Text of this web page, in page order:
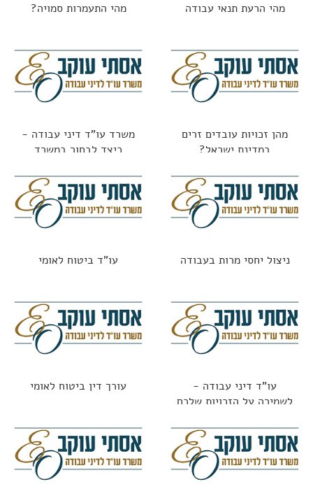
מהי הרעת תנאי עבודה מהי התעמרות סמויה?
מהן זכויות עובדים זרים
במדינת ישראל?
משרד עו"ד דיני עבודה -
כיצד לבחור במשרד
ניצול יחסי מרות בעבודה עו"ד ביטוח לאומי
עו"ד דיני עבודה -
לשמירה על הזכויות שלכם
עורך דין ביטוח לאומי